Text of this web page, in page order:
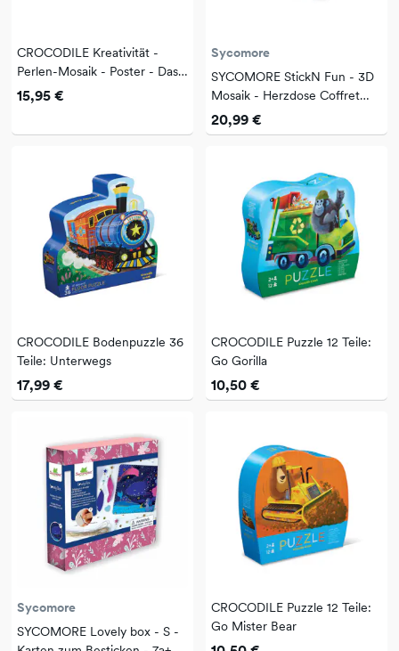
CROCODILE Kreativität -
Perlen-Mosaik - Poster - Das
Paradies des Dschungels
15,95 €
Sycomore
SYCOMORE StickN Fun - 3D
Mosaik - Herzdose Coffret
cœur
20,99 €
CROCODILE Bodenpuzzle 36
Teile: Unterwegs
17,99 €
CROCODILE Puzzle 12 Teile:
Go Gorilla
10,50 €
Sycomore
SYCOMORE Lovely box - S -
CROCODILE Puzzle 12 Teile:
Go Mister Bear